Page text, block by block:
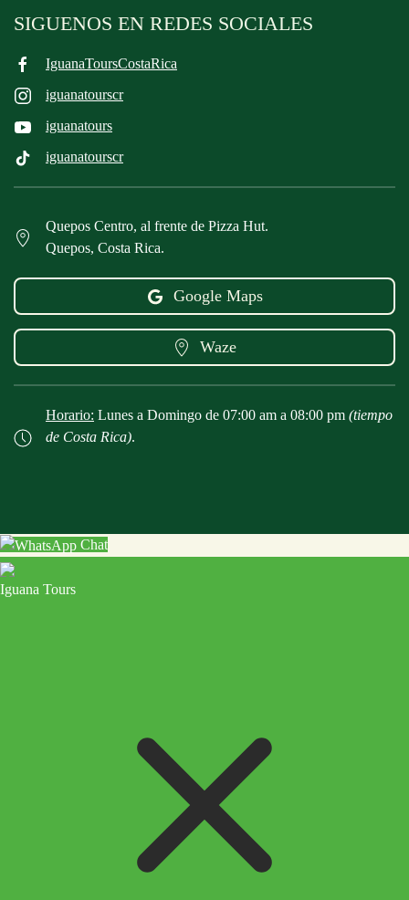
SIGUENOS EN REDES SOCIALES
IguanaToursCostaRica
iguanatourscr
iguanatours
iguanatourscr
Quepos Centro, al frente de Pizza Hut.
Quepos, Costa Rica.
Google Maps
Waze
Horario: Lunes a Domingo de 07:00 am a 08:00 pm (tiempo
de Costa Rica).
Chat
Iguana Tours